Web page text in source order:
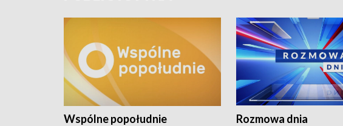
Wspólne popołudnie Rozmowa dnia